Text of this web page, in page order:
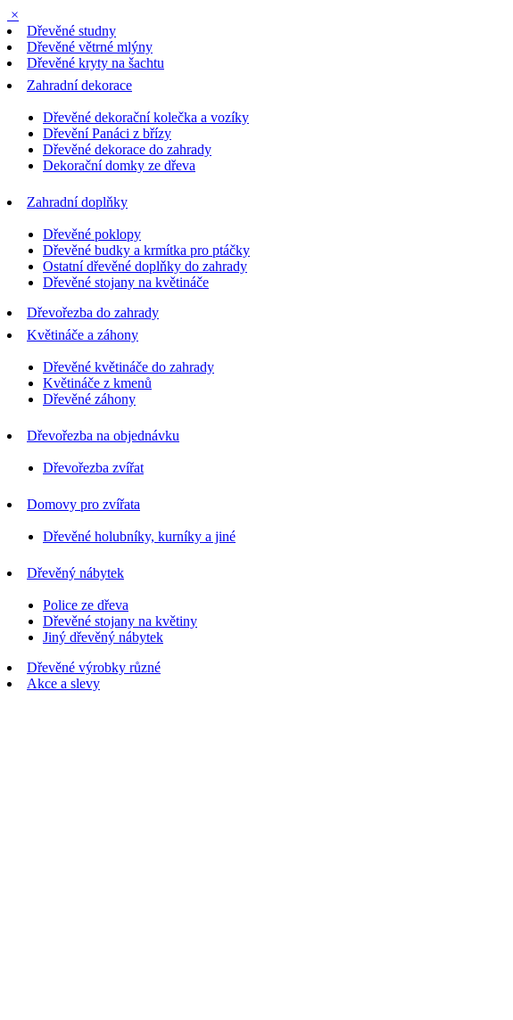
×
Dřevěné studny
Dřevěné větrné mlýny
Dřevěné kryty na šachtu
Zahradní dekorace
Dřevěné dekorační kolečka a vozíky
Dřevění Panáci z břízy
Dřevěné dekorace do zahrady
Dekorační domky ze dřeva
Zahradní doplňky
Dřevěné poklopy
Dřevěné budky a krmítka pro ptáčky
Ostatní dřevěné doplňky do zahrady
Dřevěné stojany na květináče
Dřevořezba do zahrady
Květináče a záhony
Dřevěné květináče do zahrady
Květináče z kmenů
Dřevěné záhony
Dřevořezba na objednávku
Dřevořezba zvířat
Domovy pro zvířata
Dřevěné holubníky, kurníky a jiné
Dřevěný nábytek
Police ze dřeva
Dřevěné stojany na květiny
Jiný dřevěný nábytek
Dřevěné výrobky různé
Akce a slevy